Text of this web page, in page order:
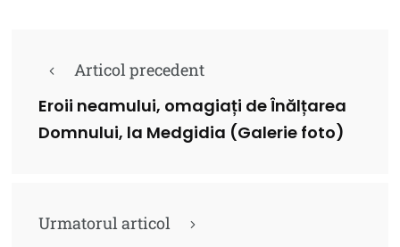
Articol precedent
Eroii neamului, omagiați de Înălțarea
Domnului, la Medgidia (Galerie foto)
Urmatorul articol